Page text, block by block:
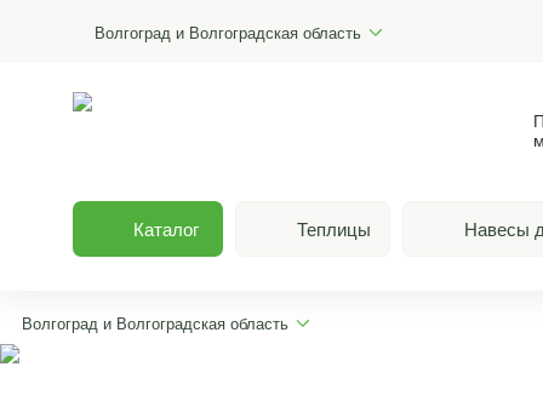
Волгоград и Волгоградская область
Каталог Теплицы Навесы
Волгоград и Волгоградская область